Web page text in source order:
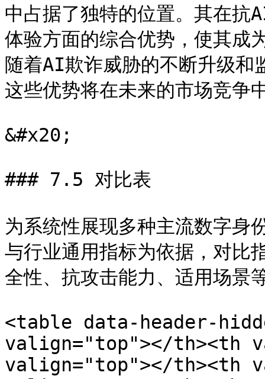
中占据了独特的位置。其在抗
体验方面的综合优势，使其成
随着AI欺诈威胁的不断升级和
这些优势将在未来的市场竞争
&#x20;
### 7.5 对比表
为系统性展现多种主流数字身
与行业通用指标为依据，对比
全性、抗攻击能力、适用场景
<table data-header-
valign="top"></th><th
valign="top"></th><th